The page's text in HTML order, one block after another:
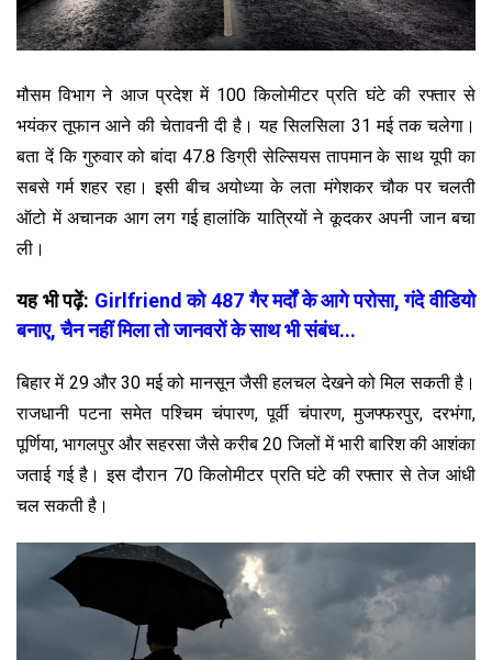
मौसम विभाग ने आज प्रदेश में 100 किलोमीटर प्रति घंटे की रफ्तार से
भयंकर तूफान आने की चेतावनी दी है। यह सिलसिला 31 मई तक चलेगा।
बता दें कि गुरुवार को बांदा 47.8 डिग्री सेल्सियस तापमान के साथ यूपी का
सबसे गर्म शहर रहा। इसी बीच अयोध्या के लता मंगेशकर चौक पर चलती
ऑटो में अचानक आग लग गई हालांकि यात्रियों ने कूदकर अपनी जान बचा
ली।
यह भी पढ़ें: Girlfriend को 487 गैर मर्दों के आगे परोसा, गंदे वीडियो
बनाए, चैन नहीं मिला तो जानवरों के साथ भी संबंध...
बिहार में 29 और 30 मई को मानसून जैसी हलचल देखने को मिल सकती है।
राजधानी पटना समेत पश्चिम चंपारण, पूर्वी चंपारण, मुजफ्फरपुर, दरभंगा,
पूर्णिया, भागलपुर और सहरसा जैसे करीब 20 जिलों में भारी बारिश की आशंका
जताई गई है। इस दौरान 70 किलोमीटर प्रति घंटे की रफ्तार से तेज आंधी
चल सकती है।